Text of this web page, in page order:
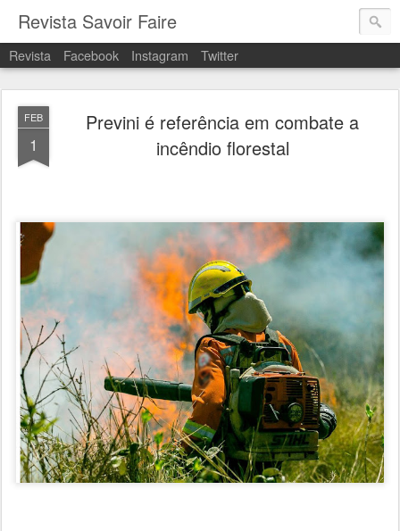
Revista Savoir Faire
Revista Facebook Instagram Twitter
FEB
1
Previni é referência em combate a
incêndio florestal